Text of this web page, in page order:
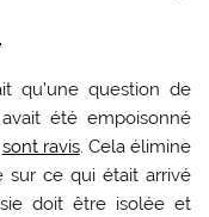
qu’une question de
été empoisonné
sont ravis. Cela élimine
sur ce qui était arrivé
doit être isolée et